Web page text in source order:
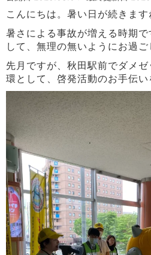
こんにちは。暑い日が続きます
暑さによる事故が増える時期
して、無理の無いようにお過ご
先月ですが、秋田駅前でダメ
環として、啓発活動のお手伝い